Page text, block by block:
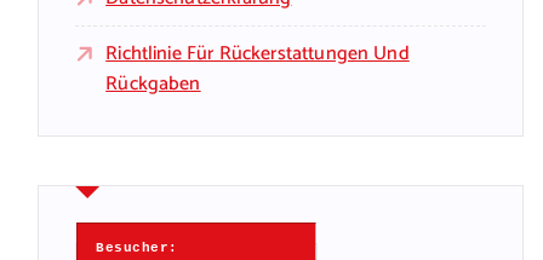
Richtlinie Für Rückerstattungen Und
Rückgaben
Besucher: